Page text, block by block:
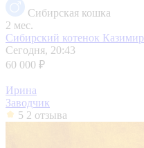
Сибирская кошка
2 мес.
Сибирский котенок Казимир
Сегодня, 20:43
60 000 ₽
Ирина
Заводчик
5 2 отзыва